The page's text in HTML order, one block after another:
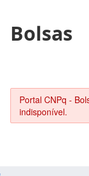
Bolsas
Portal CNPq -
indisponível.